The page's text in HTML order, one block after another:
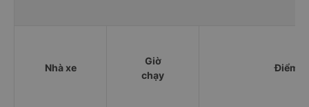
Nhà xe
Giờ
chạy
Điểm đi